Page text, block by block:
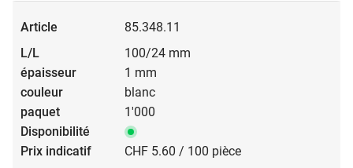
85.348.11
100/24 mm
1 mm
blanc
1'000
CHF 5.60 / 100 pièce